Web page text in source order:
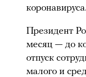
коронавируса.
Президент
месяц — до
отпуск
малого и